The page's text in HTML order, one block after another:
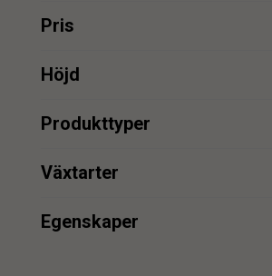
Pris
min.
min.
Höjd
min.
min.
Produkttyper
Fjäril
Växtarter
Magnolia
Egenskaper